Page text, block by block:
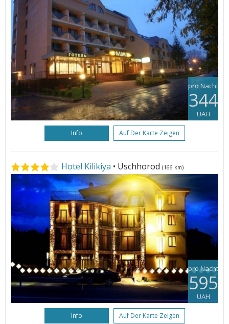
pro Nacht
344
UAH
Info Auf Der Karte Zeigen
Hotel Kilikiya • Uschhorod (166 km)
pro Nacht
595
UAH
Info Auf Der Karte Zeigen